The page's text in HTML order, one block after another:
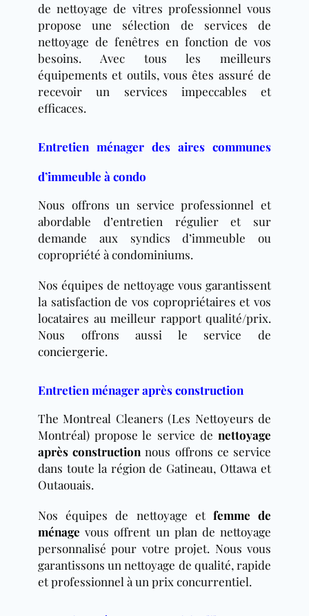
de nettoyage de vitres professionnel vous
propose une sélection de services de
nettoyage de fenêtres en fonction de vos
besoins. Avec tous les meilleurs
équipements et outils, vous êtes assuré de
recevoir un services impeccables et
efficaces.
Entretien ménager des aires communes
d’immeuble à condo
Nous offrons un service professionnel et
abordable d’entretien régulier et sur
demande aux syndics d’immeuble ou
copropriété à condominiums.
Nos équipes de nettoyage vous garantissent
la satisfaction de vos copropriétaires et vos
locataires au meilleur rapport qualité/prix.
Nous offrons aussi le service de
conciergerie.
Entretien ménager après construction
The Montreal Cleaners (Les Nettoyeurs de
Montréal) propose le service de nettoyage
après construction nous offrons ce service
dans toute la région de Gatineau, Ottawa et
Outaouais.
Nos équipes de nettoyage et femme de
ménage vous offrent un plan de nettoyage
personnalisé pour votre projet. Nous vous
garantissons un nettoyage de qualité, rapide
et professionnel à un prix concurrentiel.